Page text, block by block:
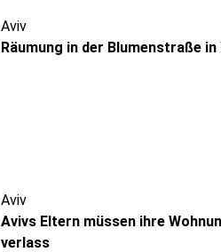
Aviv
Räumung in der Blumenstraße in
Aviv
Avivs Eltern müssen ihre
verlass